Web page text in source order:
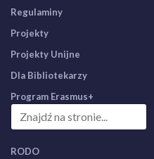
Regulaminy
Projekty
Projekty Unijne
Dla Bibliotekarzy
Program Erasmus+
RODO